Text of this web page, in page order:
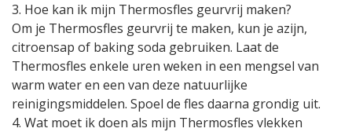
3. Hoe kan ik mijn Thermosfles geurvrij maken?
Om je Thermosfles geurvrij te maken, kun je azijn,
citroensap of baking soda gebruiken. Laat de
Thermosfles enkele uren weken in een mengsel van
warm water en een van deze natuurlijke
reinigingsmiddelen. Spoel de fles daarna grondig uit.
4. Wat moet ik doen als mijn Thermosfles vlekken